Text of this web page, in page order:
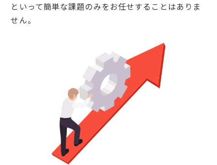
といって簡単な課題のみをお任せすることはありま
せん。